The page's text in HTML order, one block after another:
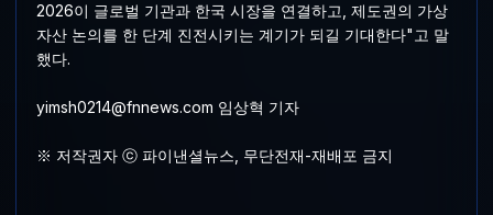
2026이 글로벌 기관과 한국 시장을 연결하고, 제도권의 가상
자산 논의를 한 단계 진전시키는 계기가 되길 기대한다"고 말
했다.
yimsh0214@fnnews.com 임상혁 기자
※ 저작권자 ⓒ 파이낸셜뉴스, 무단전재-재배포 금지